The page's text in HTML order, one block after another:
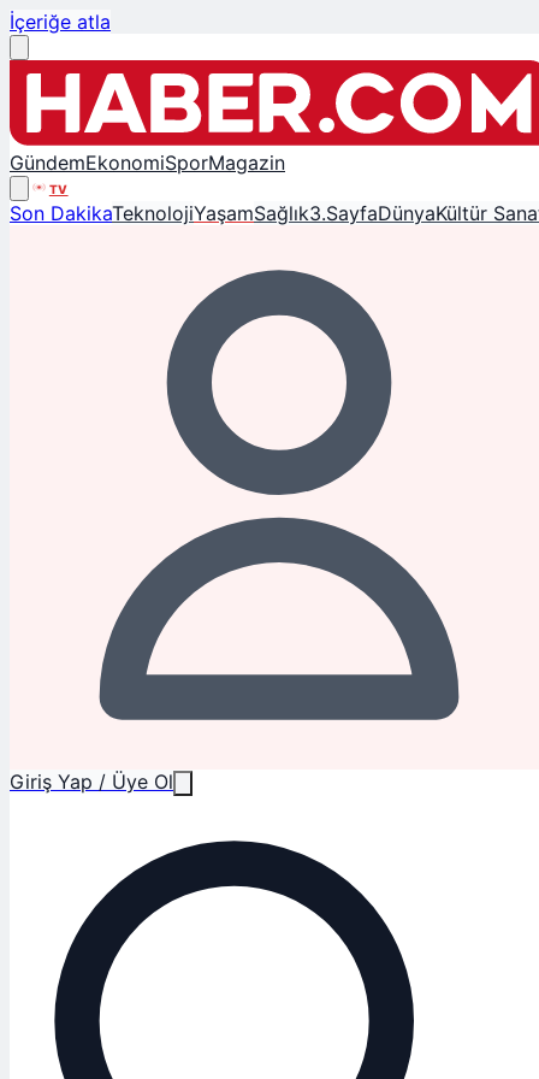
İçeriğe atla
GündemEkonomiSporMagazin
TV
Son DakikaTeknolojiYaşamSağlık3.SayfaDünyaKültür
Giriş Yap / Üye Ol